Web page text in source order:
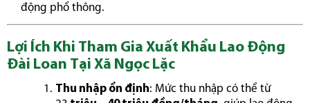
động phổ thông.
Lợi Ích Khi Tham Gia Xuất Khẩu Lao Động
Đài Loan Tại Xã Ngọc Lặc
Thu nhập ổn định: Mức thu nhập có thể từ